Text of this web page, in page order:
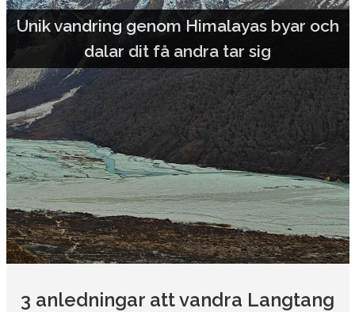
Unik vandring genom Himalayas byar och
dalar dit få andra tar sig
3 anledningar att vandra Langtang